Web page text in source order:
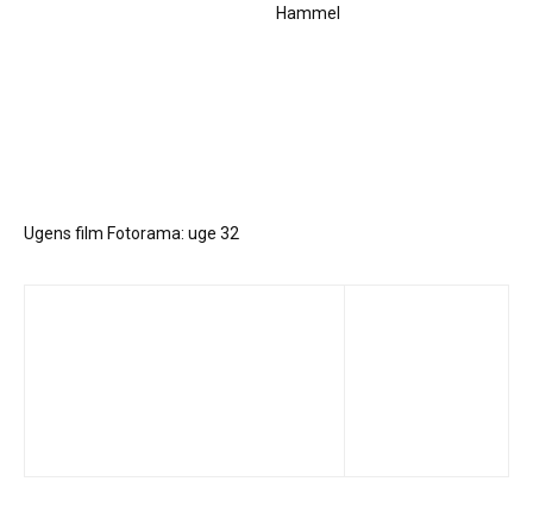
Hammel
Ugens film Fotorama: uge 32